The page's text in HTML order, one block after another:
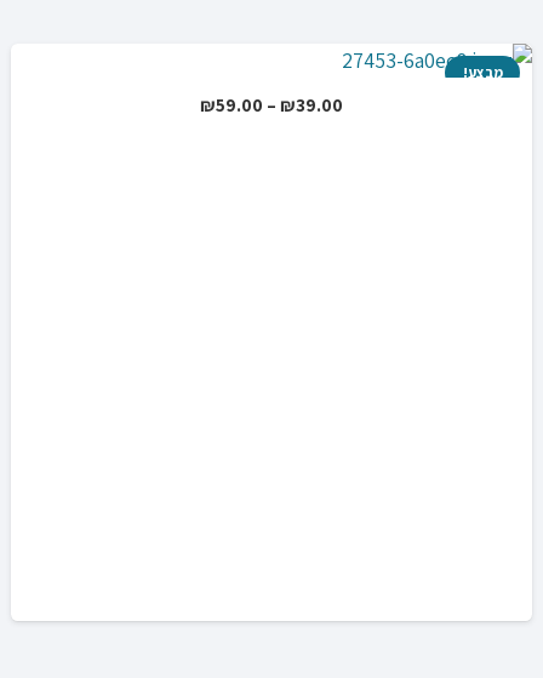
מבצע!
₪39.00
–
₪59.00